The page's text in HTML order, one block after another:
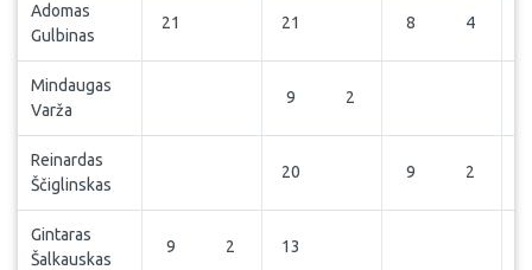
Adomas
Gulbinas
21 21 8 4
Mindaugas
Varža
9 2
Reinardas
Ščiglinskas
20 9 2
Gintaras
Šalkauskas
9 2 13